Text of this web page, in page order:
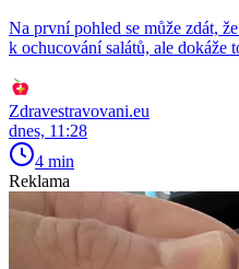
Na první pohled se může zdát,
k ochucování salátů, ale dokáže
Zdravestravovani.eu
dnes, 11:28
4 min
Reklama